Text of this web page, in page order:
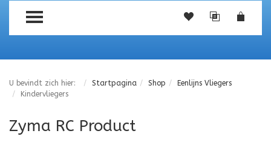
TOGGLE MENU
U bevindt zich hier: Startpagina Shop
Eenlijns Vliegers
Kindervliegers
Zyma RC Product